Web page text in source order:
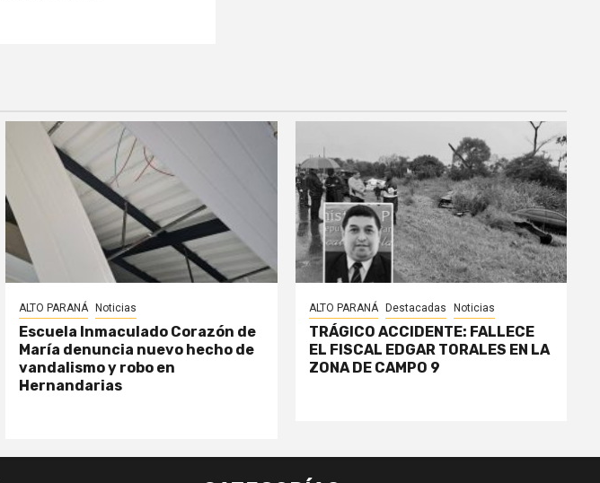
ALTO PARANÁ Noticias
Escuela Inmaculado Corazón de
María denuncia nuevo hecho de
vandalismo y robo en
Hernandarias
ALTO PARANÁ Destacadas Noticias
TRÁGICO ACCIDENTE: FALLECE
EL FISCAL EDGAR TORALES EN LA
ZONA DE CAMPO 9